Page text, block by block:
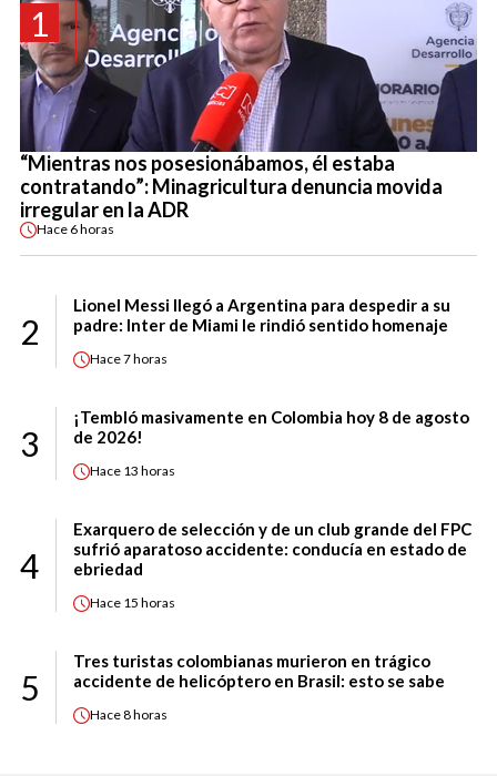
1
“Mientras nos posesionábamos, él estaba
contratando”: Minagricultura denuncia movida
irregular en la ADR
Hace 6 horas
2
Lionel Messi llegó a Argentina para despedir a su
padre: Inter de Miami le rindió sentido homenaje
Hace7 horas
3
¡Tembló masivamente en Colombia hoy 8 de agosto
de 2026!
Hace 13 horas
4
Exarquero de selección y de un club grande del FPC
sufrió aparatoso accidente: conducía en estado de
ebriedad
Hace 15 horas
5
Tres turistas colombianas murieron en trágico
accidente de helicóptero en Brasil: esto se sabe
Hace8 horas